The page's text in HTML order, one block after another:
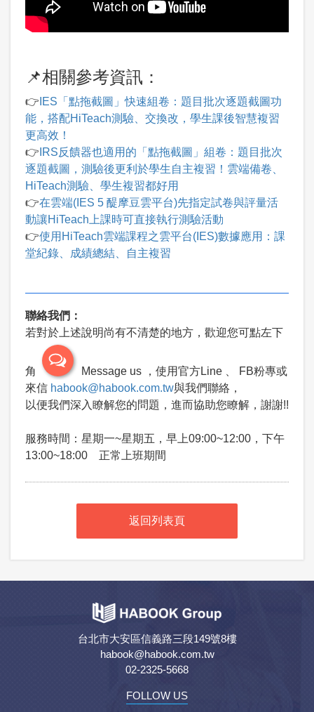
📌相關參考資訊：
👉 IES「點拖截圖」快速組卷：題目批次逐題截圖功
能，搭配HiTeach測驗、交換改，學生課後智慧複習
更高效！
👉 IRS反饋器也適用的「點拖截圖」組卷：題目批次
逐題截圖，測驗後更利於學生自主複習！雲端備卷、
HiTeach測驗、學生複習都好用
👉在雲端(IES 5 醍摩豆雲平台)先指定試卷與評量活
動讓HiTeach上課時可直接執行測驗活動
👉使用HiTeach雲端課程之雲平台(IES)數據應用：課
堂紀錄、成績總結、自主複習
聯絡我們：
若對於上述說明尚有不清楚的地方，歡迎您可點左下
角
Message us ，使用官方Line 、 FB粉專或
來信 habook@habook.com.tw與我們聯絡，
以便我們深入瞭解您的問題，進而協助您瞭解，謝謝!!
服務時間：星期一~星期五，早上09:00~12:00，下午
13:00~18:00 正常上班期間
返回列表頁
台北市大安區信義路三段149號8樓
habook@habook.com.tw
02-2325-5668
FOLLOW US